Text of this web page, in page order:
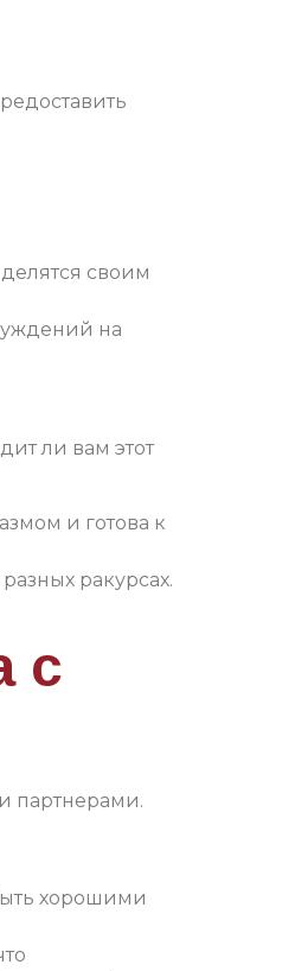
своим
на
ли вам этот
и готова к
ракурсах.
с
партнерами.
хорошими